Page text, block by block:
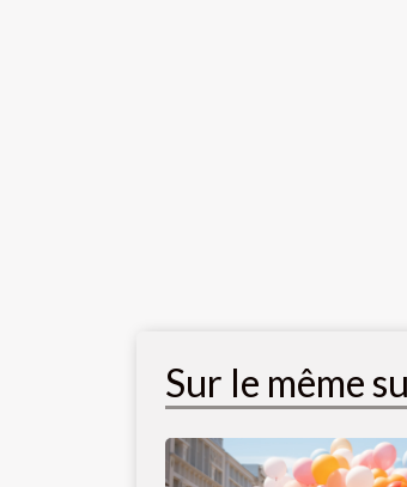
Sur le même